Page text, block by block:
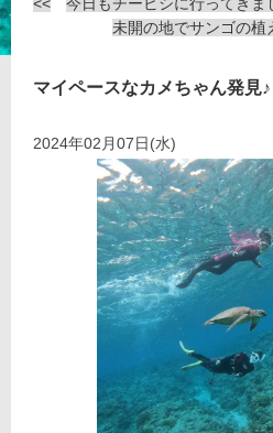
未開の地でサンゴの植
マイペースなカメちゃん発見♪
2024年02月07日(水)